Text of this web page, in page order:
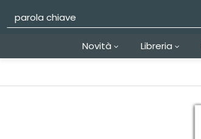
Novità Libreria